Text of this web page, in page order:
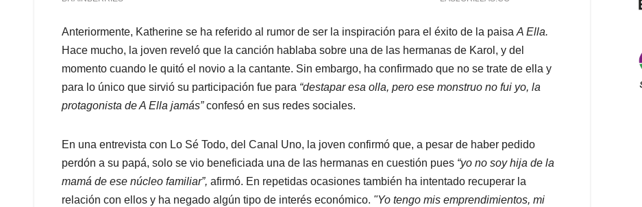
Anteriormente, Katherine se ha referido al rumor de ser la inspiración para el éxito de la paisa A Ella.
Hace mucho, la joven reveló que la canción hablaba sobre una de las hermanas de Karol, y del
momento cuando le quitó el novio a la cantante. Sin embargo, ha confirmado que no se trate de ella y
para lo único que sirvió su participación fue para “destapar esa olla, pero ese monstruo no fui yo, la
protagonista de A Ella jamás”confesó en sus redes sociales.
En una entrevista con Lo Sé Todo, del Canal Uno, la joven confirmó que, a pesar de haber pedido
perdón a su papá, solo se vio beneficiada una de las hermanas en cuestión pues “yo no soy hija de la
mamá de ese núcleo familiar”, afirmó. En repetidas ocasiones también ha intentado recuperar la
relación con ellos y ha negado algún tipo de interés económico. "Yo tengo mis emprendimientos, mi